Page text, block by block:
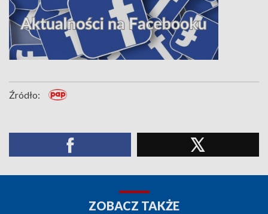
Źródło:
ZOBACZ TAKŻE